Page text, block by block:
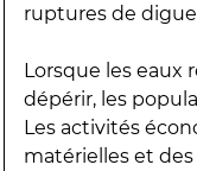
ruptures de
Lorsque les eaux
dépérir, les
Les activités
matérielles et